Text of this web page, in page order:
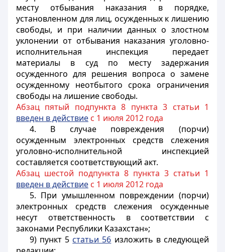
месту отбывания наказания в порядке,
установленном для лиц, осужденных к лишению
свободы, и при наличии данных о злостном
уклонении от отбывания наказания уголовно-
исполнительная инспекция передает
материалы в суд по месту задержания
осужденного для решения вопроса о замене
осужденному неотбытого срока ограничения
свободы на лишение свободы.
Абзац пятый подпункта 8 пункта 3 статьи 1
введен в действие с 1 июля 2012 года
4. В случае повреждения (порчи)
осужденным электронных средств слежения
уголовно-исполнительной инспекцией
составляется соответствующий акт.
Абзац шестой подпункта 8 пункта 3 статьи 1
введен в действие с 1 июля 2012 года
5. При умышленном повреждении (порчи)
электронных средств слежения осужденные
несут ответственность в соответствии с
законами Республики Казахстан»;
9) пункт 5 статьи 56 изложить в следующей